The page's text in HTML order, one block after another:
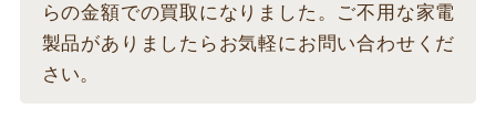
らの金額での買取になりました。ご不用な家電
製品がありましたらお気軽にお問い合わせくだ
さい。